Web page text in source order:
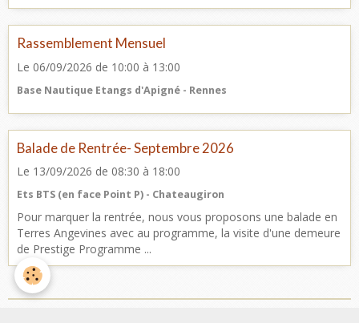
Rassemblement Mensuel
Le 06/09/2026 de 10:00 à 13:00
Base Nautique Etangs d'Apigné - Rennes
Balade de Rentrée- Septembre 2026
Le 13/09/2026 de 08:30 à 18:00
Ets BTS (en face Point P) - Chateaugiron
Pour marquer la rentrée, nous vous proposons une balade en
Terres Angevines avec au programme, la visite d'une demeure
de Prestige Programme ...